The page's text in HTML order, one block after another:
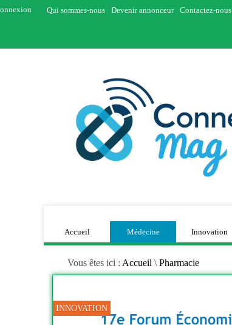
Qui sommes-nous Devenir annonceur Contactez-nous
Accueil Médecine Innovation
Vous êtes ici : Accueil \ Pharmacie
INNOVATION